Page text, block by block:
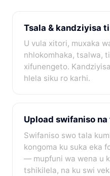
Tsala & kandziyisa
U vula xitori, muxaka
nhlokomhaka, tsalwa,
xifunengeto.
hlela siku ro karhi.
Upload swifaniso
Swifaniso swo tala
kongoma ku suka eka
— mupfuni wa wena u
tshikilela, na ku swi